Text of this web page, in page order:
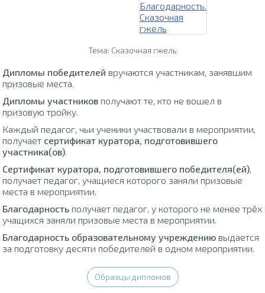
Тема: Сказочная гжель
Дипломы победителей вручаются участникам, занявшим
призовые места.
Дипломы участников получают те, кто не вошел в
призовую тройку.
Каждый педагог, чьи ученики участвовали в мероприятии,
получает сертификат куратора, подготовившего
участника(ов)
Сертификат куратора, подготовившего победителя(ей)
получает педагог, учащиеся которого заняли призовые
места в мероприятии.
Благодарность получает педагог, у которого не менее трёх
учащихся заняли призовые места в мероприятии.
Благодарность образовательному учреждению выдается
за подготовку десяти победителей в одном мероприятии.
Образцы дипломов